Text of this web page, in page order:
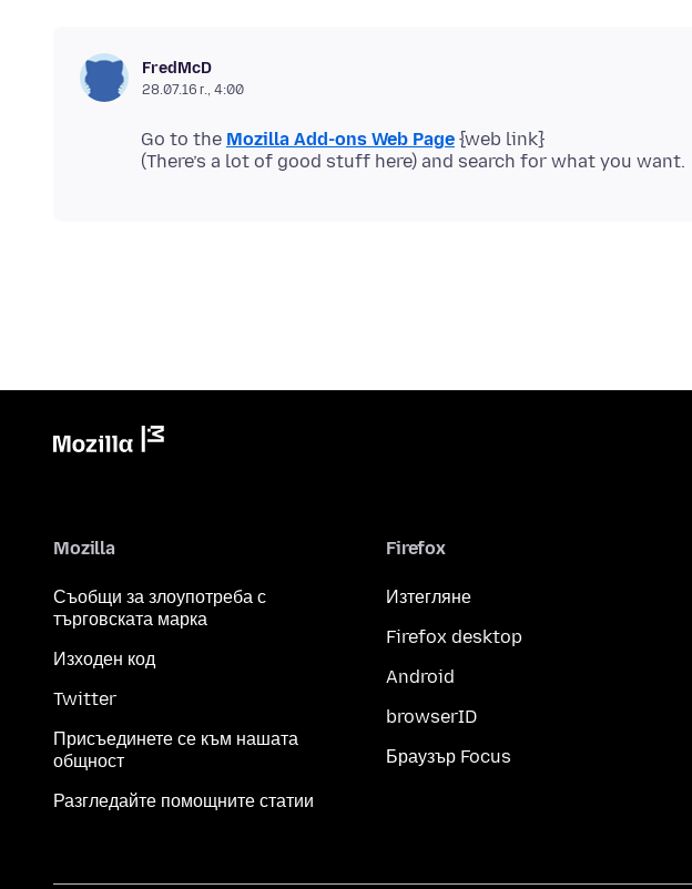
FredMcD
28.07.16 г., 4:00
Go to the Mozilla Add-ons Web Page {web link}
Mozilla
Съобщи за злоупотреба с
търговската марка
Изходен код
Twitter
Присъединете се към нашата
общност
Разгледайте помощните статии
Firefox
Изтегляне
Firefox desktop
Android
browserID
Браузър Focus